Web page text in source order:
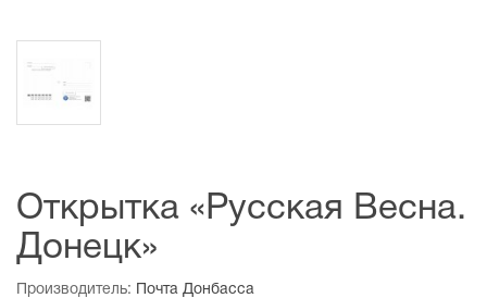
Открытка «Русская Весна.
Донецк»
Производитель: Почта Донбасса